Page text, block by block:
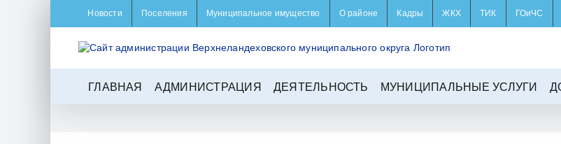
Новости Поселения Муниципальное имущество О районе Кадры ЖКХ ТИК ГОиЧС
ГЛАВНАЯ АДМИНИСТРАЦИЯ ДЕЯТЕЛЬНОСТЬ МУНИЦИПАЛЬНЫЕ УСЛУГИ